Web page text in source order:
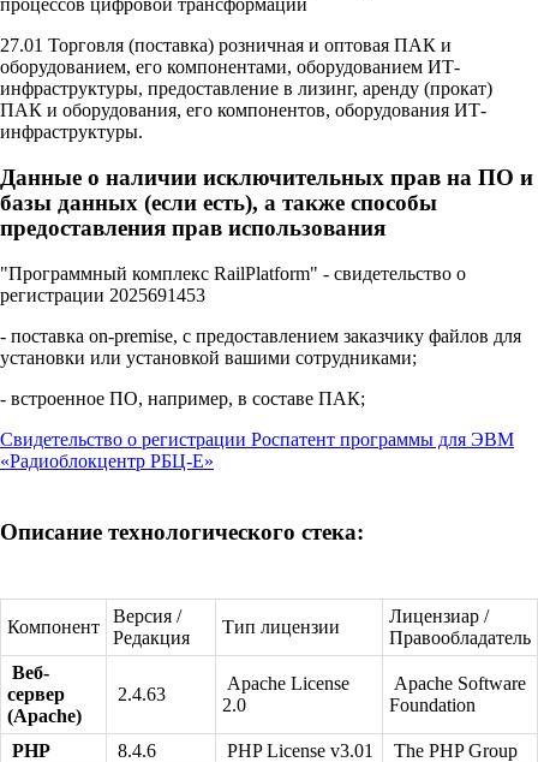
27.01 Торговля (поставка) розничная и оптовая ПАК и
оборудованием, его компонентами, оборудованием ИТ-
инфраструктуры, предоставление в лизинг, аренду (прокат)
ПАК и оборудования, его компонентов, оборудования ИТ-
инфраструктуры.
Данные о наличии исключительных прав на ПО и
базы данных (если есть), а также способы
предоставления прав использования
"Программный комплекс RailPlatform" - свидетельство о
регистрации 2025691453
- поставка on-premise, с предоставлением заказчику файлов для
установки или установкой вашими сотрудниками;
- встроенное ПО, например, в составе ПАК;
Свидетельство о регистрации Роспатент программы для ЭВМ
«Радиоблокцентр РБЦ-Е»
Описание технологического стека:
Компонент
Версия /
Редакция
Тип лицензии
Лицензиар /
Правообладатель
Веб-
сервер
(Apache)
2.4.63
Apache License
2.0
Apache Software
Foundation
PHP 8.4.6 PHP License v3.01 The PHP Group